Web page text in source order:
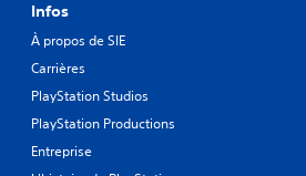
Infos
À propos de SIE
Carrières
PlayStation Studios
PlayStation Productions
Entreprise